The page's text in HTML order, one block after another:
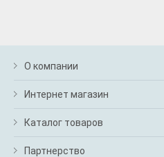
О компании
Интернет магазин
Каталог товаров
Партнерство